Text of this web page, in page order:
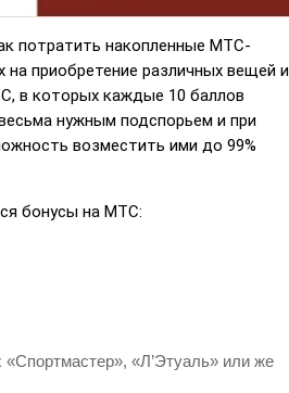
потратить накопленные МТС-
приобретение различных вещей и
в которых каждые 10 баллов
нужным подспорьем и при
возместить ими до 99%
бонусы на МТС:
«Спортмастер», «Л’Этуаль» или же